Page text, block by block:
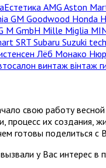
AMG Aston
GM Goodwood Honda
M GmbH Mille Miglia
SRT Subaru Suzuki
Лёб Монако
винтаж вінтаж
свою работу
их создания,
готовы поделиться с
у Вас интерес в